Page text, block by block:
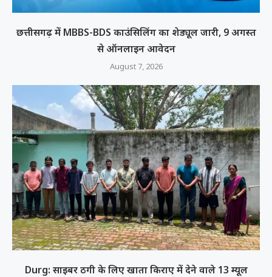
छत्तीसगढ़ में MBBS-BDS काउंसिलिंग का शेड्यूल जारी, 9 अगस्त
से ऑनलाइन आवेदन
August 7, 2026
Durg: साइबर ठगी के लिए खाता किराए में देने वाले 13 म्यूल